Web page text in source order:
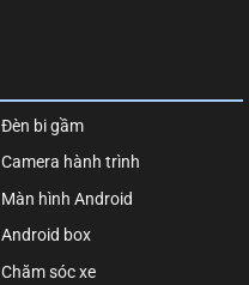
Đèn bi gầm
Camera hành trình
Màn hình Android
Android box
Chăm sóc xe